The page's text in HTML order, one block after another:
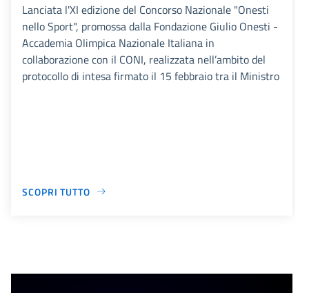
Lanciata l'XI edizione del Concorso Nazionale "Onesti
nello Sport", promossa dalla Fondazione Giulio Onesti -
Accademia Olimpica Nazionale Italiana in
collaborazione con il CONI, realizzata nell’ambito del
protocollo di intesa firmato il 15 febbraio tra il Ministro
SCOPRI TUTTO